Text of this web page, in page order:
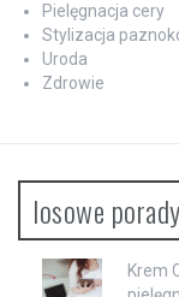
Pielęgnacja cery
Stylizacja
Uroda
Zdrowie
losowe
Krem